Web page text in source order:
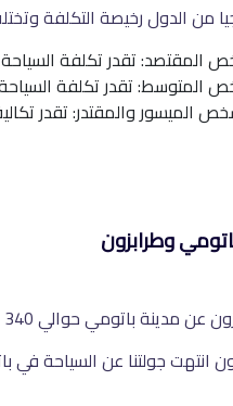
من الدول رخيصة التكلفة
تقدر تكلفة السياحة في جورجيا بحوالي 797.5 دولار
تقدر تكلفة السياحة بحوالي 1.174 دولار أمريكي، ويعادلها
والمقتدر: تقدر تكاليف السياحة في جورجيا
وطرابزون
أي تستغرق الرحلة من طرابزون إلى باتومي حوالي 4 ساعات، حيث يمكنك الاستمتاع بالمعالم التاريخية الساحرة هناك.
انتهت جولتنا عن السياحة في